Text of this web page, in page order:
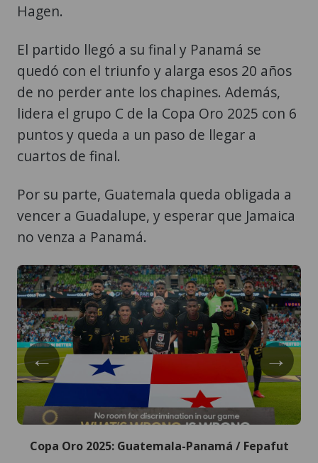
Hagen.
El partido llegó a su final y Panamá se
quedó con el triunfo y alarga esos 20 años
de no perder ante los chapines. Además,
lidera el grupo C de la Copa Oro 2025 con 6
puntos y queda a un paso de llegar a
cuartos de final.
Por su parte, Guatemala queda obligada a
vencer a Guadalupe, y esperar que Jamaica
no venza a Panamá.
←
Copa Oro 2025: Guatemala-Panamá / Fepafut
→